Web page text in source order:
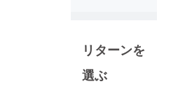
リターンを
選ぶ